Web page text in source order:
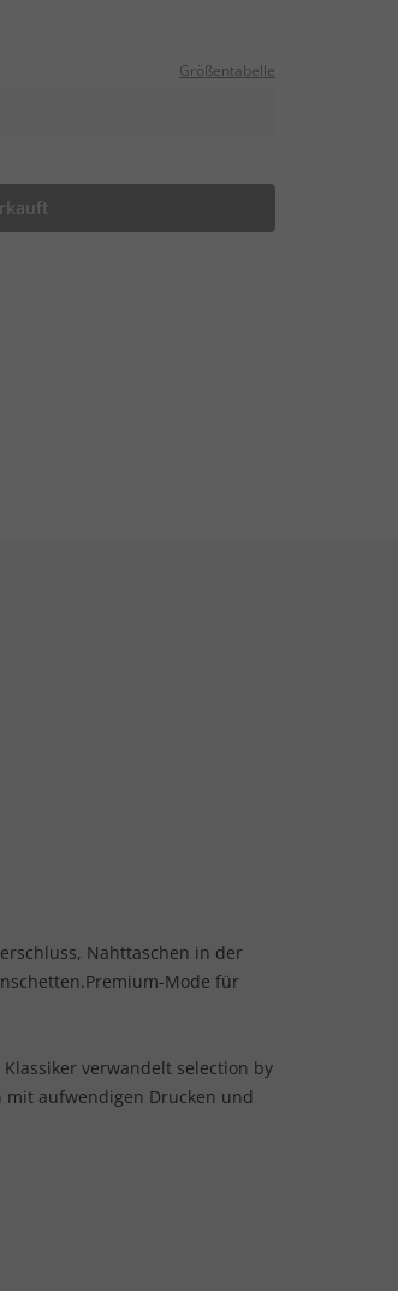
Größentabelle
Nahttaschen in der
Mode für
verwandelt selection by
aufwendigen Drucken und